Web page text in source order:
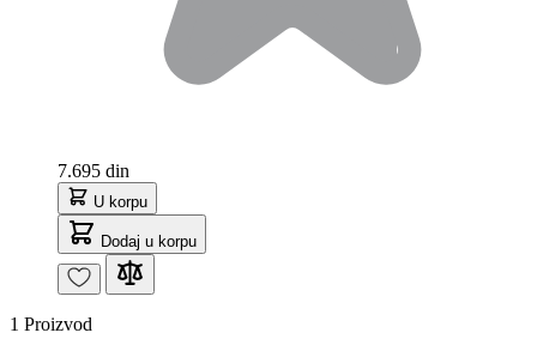
7.695 din
U korpu
Dodaj u korpu
1 Proizvod